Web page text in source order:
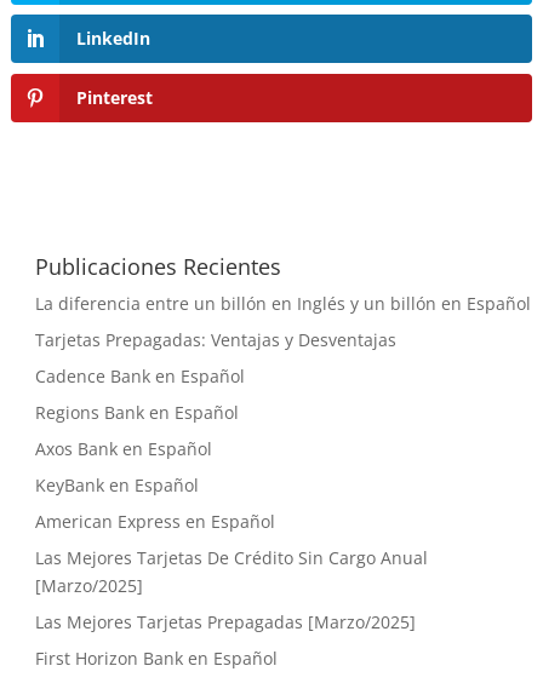
LinkedIn
Pinterest
Publicaciones Recientes
La diferencia entre un billón en Inglés y un billón en Español
Tarjetas Prepagadas: Ventajas y Desventajas
Cadence Bank en Español
Regions Bank en Español
Axos Bank en Español
KeyBank en Español
American Express en Español
Las Mejores Tarjetas De Crédito Sin Cargo Anual
[Marzo/2025]
Las Mejores Tarjetas Prepagadas [Marzo/2025]
First Horizon Bank en Español